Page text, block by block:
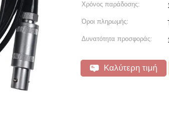
Χρόνος παράδοσης:
Όροι πληρωμής:
Δυνατότητα προσφοράς:
Καλύτερη τιμή